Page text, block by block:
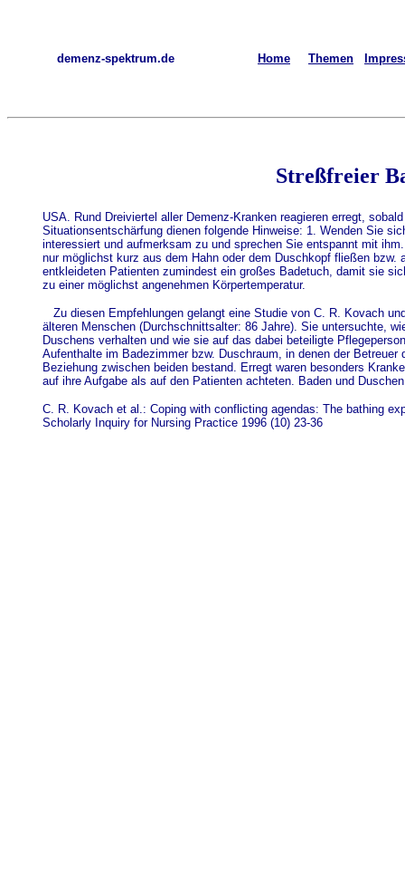
demenz-spektrum.de Home Themen
Streßfreier
USA. Rund Dreiviertel aller Demenz-Kranken reagieren erregt,
Situationsentschärfung dienen folgende Hinweise: 1. Wenden Sie
interessiert und aufmerksam zu und sprechen Sie entspannt mit
nur möglichst kurz aus dem Hahn oder dem Duschkopf fließen bzw.
entkleideten Patienten zumindest ein großes Badetuch, damit sie
zu einer möglichst angenehmen Körpertemperatur.
Zu diesen Empfehlungen gelangt eine Studie von C. R. Kovach
älteren Menschen (Durchschnittsalter: 86 Jahre). Sie untersuchte,
Duschens verhalten und wie sie auf das dabei beteiligte
Aufenthalte im Badezimmer bzw. Duschraum, in denen der
Beziehung zwischen beiden bestand. Erregt waren besonders
auf ihre Aufgabe als auf den Patienten achteten. Baden und
C. R. Kovach et al.: Coping with conflicting agendas: The bathing
Scholarly Inquiry for Nursing Practice 1996 (10) 23-36